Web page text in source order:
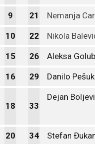
9 21 Nemanja
10 22 Nikola
15 26 Aleksa
16 29 Danilo
18 33
Dejan
20 34 Stefan